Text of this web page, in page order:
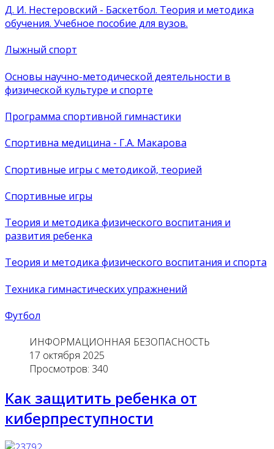
Д. И. Нестеровский - Баскетбол. Теория и методика
обучения. Учебное пособие для вузов.
Лыжный спорт
Основы научно-методической деятельности в
физической культуре и спорте
Программа спортивной гимнастики
Спортивна медицина - Г.А. Макарова
Спортивные игры с методикой, теорией
Спортивные игры
Теория и методика физического воспитания и
развития ребенка
Теория и методика физического воспитания и спорта
Техника гимнастических упражнений
Футбол
ИНФОРМАЦИОННАЯ БЕЗОПАСНОСТЬ
17 октября 2025
Просмотров: 340
Как защитить ребенка от
киберпреступности